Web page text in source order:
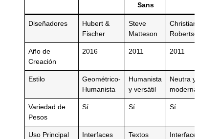
Sans
Diseñadores
Hubert &
Fischer
Steve
Matteson
Christian
Robertson
Año de
Creación
2016 2011 2011
Estilo
Geométrico-
Humanista
Humanista
y versátil
Neutra y
moderna
Variedad de
Pesos
Sí Sí Sí
Uso Principal
Interfaces
Textos
Interfaces